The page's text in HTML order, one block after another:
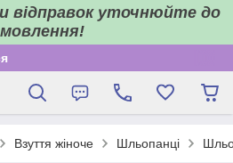
відправок уточнюйте до
Взуття жіноче Шльопанці